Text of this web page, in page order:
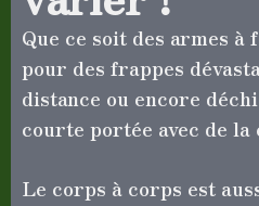
Que ce soit des armes à
pour des frappes
distance ou encore
courte portée avec de
Le corps à corps est